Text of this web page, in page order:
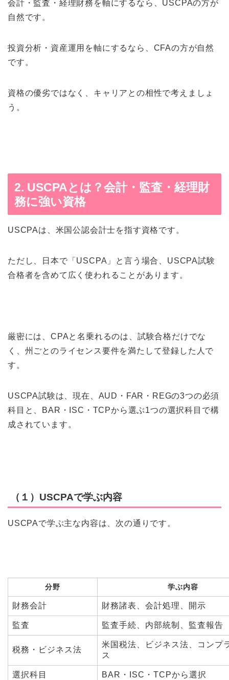
会計・監査・経理財務を軸にするなら、USCPAの方が
自然です。
投資分析・資産運用を軸にするなら、CFAの方が自然
です。
資格の優劣ではなく、キャリアとの相性で考えましょ
う。
2. USCPAとは？会計・監査・経理財
務に強い資格
USCPAは、米国公認会計士を指す資格です。
ただし、日本で「USCPA」と言う場合、USCPA試験
合格者を含めて広く使われることがあります。
厳密には、CPAと名乗れるのは、試験合格だけでな
く、州ごとのライセンス要件を満たして登録した人で
す。
USCPA試験は、現在、AUD・FAR・REGの3つの必須
科目と、BAR・ISC・TCPから選ぶ1つの選択科目で構
成されています。
（１）USCPAで学ぶ内容
USCPAで学ぶ主な内容は、次の通りです。
分野 学ぶ内容
財務会計 財務諸表、会計処理、開示
監査 監査手続、内部統制、監査報告
税務・ビジネス法
米国税法、ビジネス法、コンプ
ス
選択科目 BAR・ISC・TCPから選択